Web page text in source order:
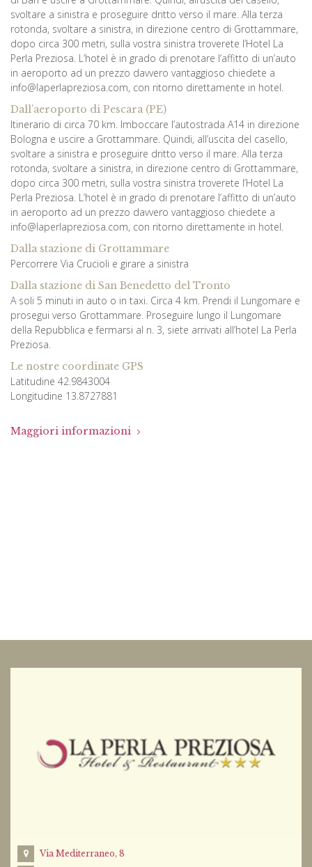
svoltare a sinistra e proseguire dritto verso il mare. Alla terza
rotonda, svoltare a sinistra, in direzione centro di Grottammare,
dopo circa 300 metri, sulla vostra sinistra troverete l’Hotel La
Perla Preziosa. L’hotel è in grado di prenotare l’affitto di un’auto
in aeroporto ad un prezzo davvero vantaggioso chiedete a
info@laperlapreziosa.com, con ritorno direttamente in hotel.
Dall’aeroporto di Pescara (PE)
Itinerario di circa 70 km. Imboccare l’autostrada A14 in direzione
Bologna e uscire a Grottammare. Quindi, all’uscita del casello,
svoltare a sinistra e proseguire dritto verso il mare. Alla terza
rotonda, svoltare a sinistra, in direzione centro di Grottammare,
dopo circa 300 metri, sulla vostra sinistra troverete l’Hotel La
Perla Preziosa. L’hotel è in grado di prenotare l’affitto di un’auto
in aeroporto ad un prezzo davvero vantaggioso chiedete a
info@laperlapreziosa.com, con ritorno direttamente in hotel.
Dalla stazione di Grottammare
Percorrere Via Crucioli e girare a sinistra
Dalla stazione di San Benedetto del Tronto
A soli 5 minuti in auto o in taxi. Circa 4 km. Prendi il Lungomare e
prosegui verso Grottammare. Proseguire lungo il Lungomare
della Repubblica e fermarsi al n. 3, siete arrivati all’hotel La Perla
Preziosa.
Le nostre coordinate GPS
Latitudine 42.9843004
Longitudine 13.8727881
Maggiori informazioni
Via Mediterraneo, 8